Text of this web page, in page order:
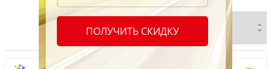
ПОЛУЧИТЬ СКИДКУ